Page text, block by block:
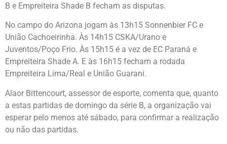
B e Empreiteira Shade B fecham as disputas.
No campo do Arizona jogam às 13h15 Sonnenbier FC e
União Cachoeirinha. Às 14h15 CSKA/Urano e
Juventos/Poço Frio. Às 15h15 é a vez de EC Paraná e
Empreiteira Shade A. E às 16h15 fecham a rodada
Empreiteira Lima/Real e União Guarani.
Alaor Bittencourt, assessor de esporte, comenta que, quanto
a estas partidas de domingo da série B, a organização vai
esperar pelo menos até sábado, para confirmar a realização
ou não das partidas.